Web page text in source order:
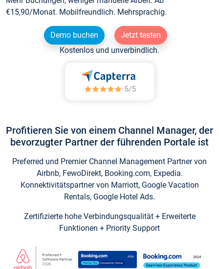
€15,90/Monat. Mobilfreundlich. Mehrsprachig.
Demo buchen
Jetzt testen
Kostenlos und unverbindlich.
Profitieren Sie von einem Channel Manager, der
bevorzugter Partner der führenden Portale ist
Preferred und Premier Channel Management Partner von
Airbnb, FewoDirekt, Booking.com, Expedia.
Konnektivitätspartner von Marriott, Google Vacation
Rentals, Google Hotel Ads.
Zertifizierte hohe Verbindungsqualität + Erweiterte
Funktionen + Priority Support